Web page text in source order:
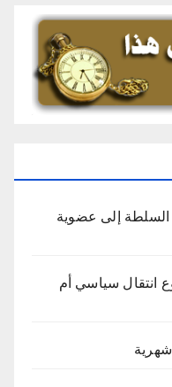
إلى عضوية
سياسي أم